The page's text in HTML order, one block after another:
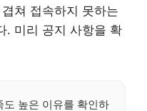
쳐 접속하지 못하는
. 미리 공지 사항을 확
높은 이유를 확인하